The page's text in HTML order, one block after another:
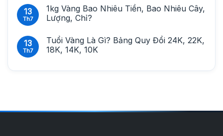
13
Th7
1kg Vàng Bao Nhiêu Tiền, Bao Nhiêu Cây,
Lượng, Chỉ?
13
Th7
Tuổi Vàng Là Gì? Bảng Quy Đổi 24K, 22K,
18K, 14K, 10K